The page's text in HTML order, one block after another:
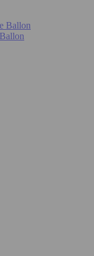
Ballon